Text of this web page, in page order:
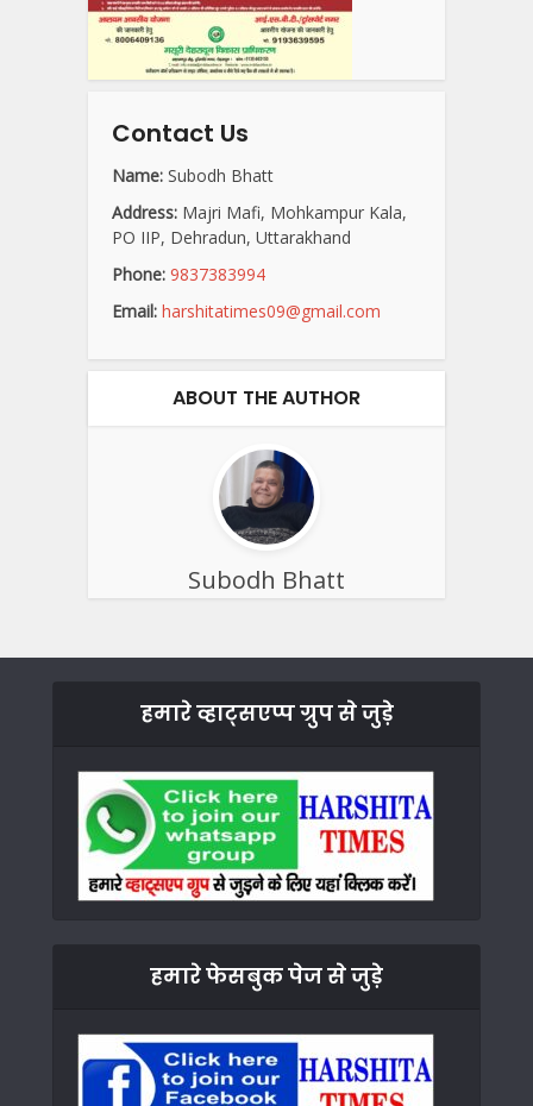
Contact Us
Name: Subodh Bhatt
Address: Majri Mafi, Mohkampur Kala,
PO IIP, Dehradun, Uttarakhand
Phone: 9837383994
Email: harshitatimes09@gmail.com
ABOUT THE AUTHOR
Subodh Bhatt
हमारे व्हाट्सएप्प ग्रुप से जुड़े
हमारे फेसबुक पेज से जुड़े